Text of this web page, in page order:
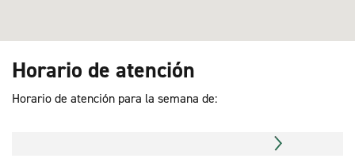
Horario de atención
Horario de atención para la semana de: